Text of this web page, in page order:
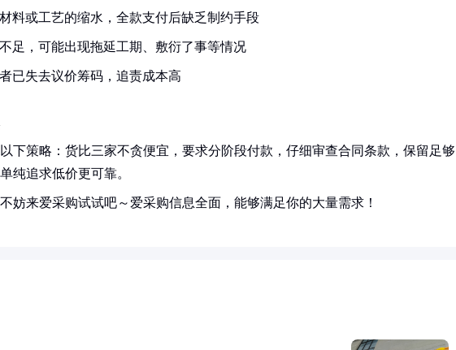
料或工艺的缩水，全款支付后缺乏制约手段
足，可能出现拖延工期、敷衍了事等情况
已失去议价筹码，追责成本高
下策略：货比三家不贪便宜，要求分阶段付款，仔细审查合同条款，保留足够
纯追求低价更可靠。
妨来爱采购试试吧～爱采购信息全面，能够满足你的大量需求！